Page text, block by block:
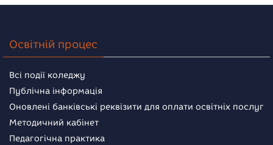
Освітній процес
Всі події коледжу
Публічна інформація
Оновлені банківські реквізити для оплати освітніх послуг
Методичний кабінет
Педагогічна практика